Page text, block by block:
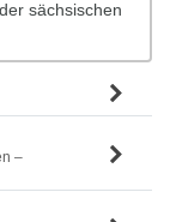
sächsischen
–